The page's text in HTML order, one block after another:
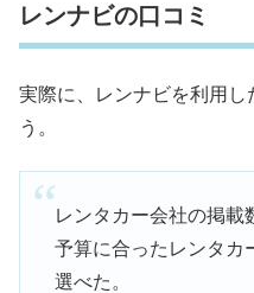
レンナビの口コミ
実際に、レンナビを利用し
う。
レンタカー会社の掲載
予算に合ったレンタカ
選べた。